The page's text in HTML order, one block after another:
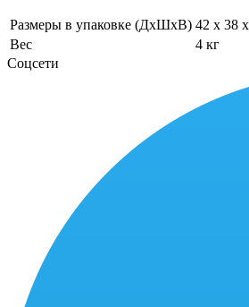
Размеры в упаковке (ДхШхВ) 42 x 38
Вес
4 кг
Соцсети